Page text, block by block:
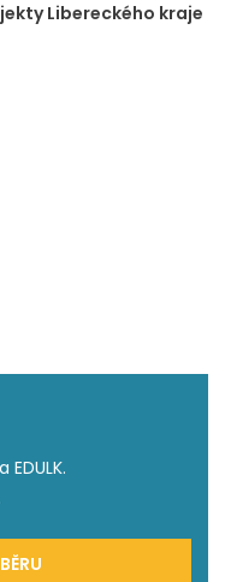
Libereckého kraje